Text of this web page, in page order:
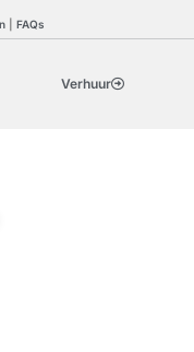
| FAQs
Verhuur